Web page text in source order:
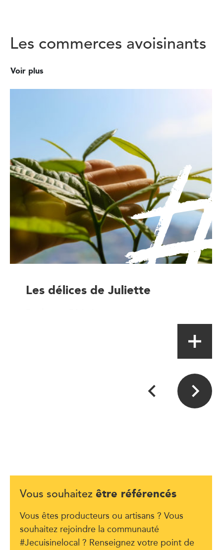
Les commerces avoisinants
Voir plus
Les délices de Juliette
Vous souhaitez être référencés
Vous êtes producteurs ou artisans ? Vous
souhaitez rejoindre la communauté
#Jecuisinelocal ? Renseignez votre point de